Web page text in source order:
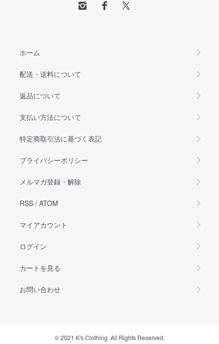
ホーム
配送・送料について
返品について
支払い方法について
特定商取引法に基づく表記
プライバシーポリシー
メルマガ登録・解除
RSS / ATOM
マイアカウント
ログイン
カートを見る
お問い合わせ
© 2021 K's Clothing. All Rights Reserved.